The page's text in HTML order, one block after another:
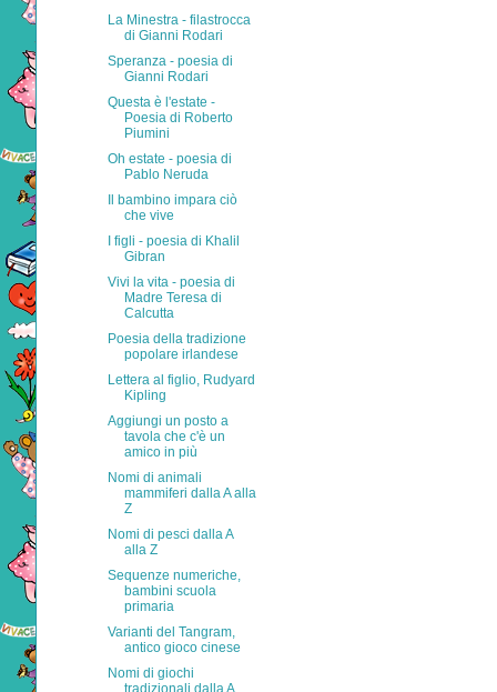
La Minestra - filastrocca
di Gianni Rodari
Speranza - poesia di
Gianni Rodari
Questa è l'estate -
Poesia di Roberto
Piumini
Oh estate - poesia di
Pablo Neruda
Il bambino impara ciò
che vive
I figli - poesia di Khalil
Gibran
Vivi la vita - poesia di
Madre Teresa di
Calcutta
Poesia della tradizione
popolare irlandese
Lettera al figlio, Rudyard
Kipling
Aggiungi un posto a
tavola che c'è un
amico in più
Nomi di animali
mammiferi dalla A alla
Z
Nomi di pesci dalla A
alla Z
Sequenze numeriche,
bambini scuola
primaria
Varianti del Tangram,
antico gioco cinese
Nomi di giochi